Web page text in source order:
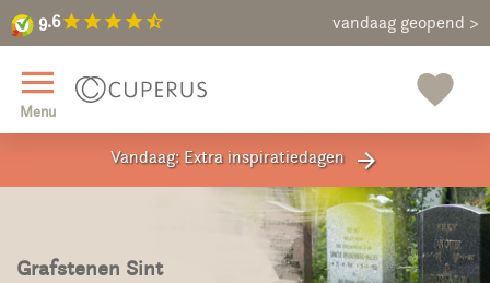
9.6star star star star star_half vandaag geopend >
9.6 Maak een vrijblijvende afspraak
menu
Menu favorite
close
Vandaag: Extra inspiratiedagen arrow_forward
Grafstenen Sint